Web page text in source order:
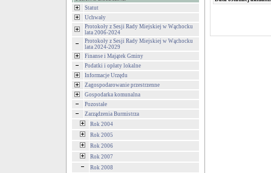
Statut
Uchwały
Protokoły z Sesji Rady Miejskiej w Wąchocku
lata 2006-2024
Protokoły z Sesji Rady Miejskiej w Wąchocku
lata 2024-2029
Finanse i Majątek Gminy
Podatki i opłaty lokalne
Informacje Urzędu
Zagospodarowanie przestrzenne
Gospodarka komunalna
Pozostałe
Zarządzenia Burmistrza
Rok 2004
Rok 2005
Rok 2006
Rok 2007
Rok 2008